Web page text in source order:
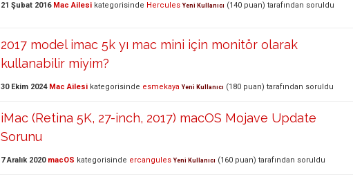
21 Şubat 2016 Mac Ailesi kategorisinde Hercules Yeni Kullanıcı (140 puan) tarafından soruldu
2017 model imac 5k yı mac mini için monitör olarak
kullanabilir miyim?
30 Ekim 2024 Mac Ailesi kategorisinde esmekaya Yeni Kullanıcı (180 puan) tarafından soruldu
iMac (Retina 5K, 27-inch, 2017) macOS Mojave Update
Sorunu
7 Aralık 2020 macOS kategorisinde ercangules Yeni Kullanıcı (160 puan) tarafından soruldu